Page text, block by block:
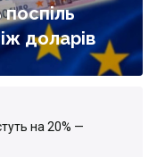
поспіль
доларів
на 20% —